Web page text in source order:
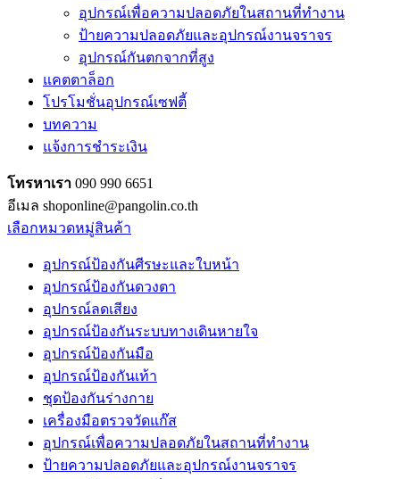
อุปกรณ์เพื่อความปลอดภัยในสถานที่ทำงาน
ป้ายความปลอดภัยและอุปกรณ์งานจราจร
อุปกรณ์กันตกจากที่สูง
แคตตาล็อก
โปรโมชั่นอุปกรณ์เซฟตี้
บทความ
แจ้งการชำระเงิน
โทรหาเรา 090 990 6651
อีเมล shoponline@pangolin.co.th
เลือกหมวดหมู่สินค้า
อุปกรณ์ป้องกันศีรษะและใบหน้า
อุปกรณ์ป้องกันดวงตา
อุปกรณ์ลดเสียง
อุปกรณ์ป้องกันระบบทางเดินหายใจ
อุปกรณ์ป้องกันมือ
อุปกรณ์ป้องกันเท้า
ชุดป้องกันร่างกาย
เครื่องมือตรวจวัดแก๊ส
อุปกรณ์เพื่อความปลอดภัยในสถานที่ทำงาน
ป้ายความปลอดภัยและอุปกรณ์งานจราจร